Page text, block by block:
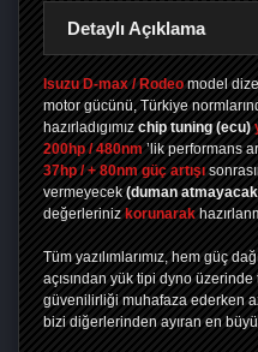
Detaylı Açıklama
Isuzu D-max / Rodeo model
motor gücünü, Türkiye
hazırladıgımız chip tuning (ecu)
200hp / 480nm ’lik performans
37hp / + 80nm güç artışı
vermeyecek (duman
değerleriniz korunarak
Tüm yazılımlarımız, hem güç
açısından yük tipi dyno
güvenilirliği muhafaza ederken
bizi diğerlerinden ayıran en